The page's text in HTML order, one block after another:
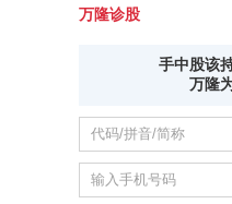
万隆诊股
手中股该
万隆